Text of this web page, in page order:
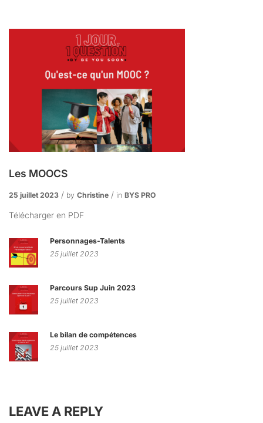
Les MOOCS
25 juillet 2023 by Christine in BYS PRO
Télécharger en PDF
Personnages-Talents
25 juillet 2023
Parcours Sup Juin 2023
25 juillet 2023
Le bilan de compétences
25 juillet 2023
LEAVE A REPLY